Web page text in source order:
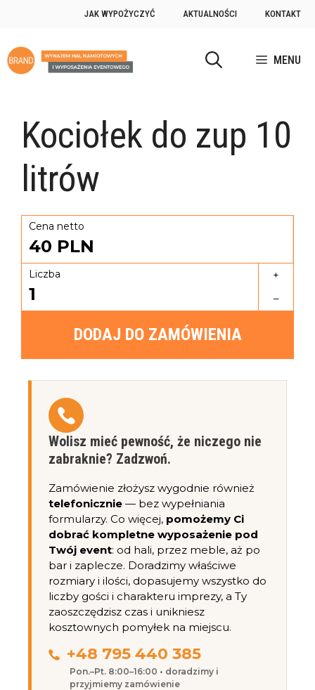
JAK WYPOŻYCZYĆ AKTUALNOŚCI KONTAKT
MENU
Kociołek do zup 10
litrów
Cena netto
40 PLN
Liczba
1
+
–
DODAJ DO ZAMÓWIENIA
Wolisz mieć pewność, że niczego nie
zabraknie? Zadzwoń.
Zamówienie złożysz wygodnie również
telefonicznie — bez wypełniania
formularzy. Co więcej, pomożemy Ci
dobrać kompletne wyposażenie pod
Twój event: od hali, przez meble, aż po
bar i zaplecze. Doradzimy właściwe
rozmiary i ilości, dopasujemy wszystko do
liczby gości i charakteru imprezy, a Ty
zaoszczędzisz czas i unikniesz
kosztownych pomyłek na miejscu.
+48 795 440 385
Pon.–Pt. 8:00–16:00 • doradzimy i
przyjmiemy zamówienie